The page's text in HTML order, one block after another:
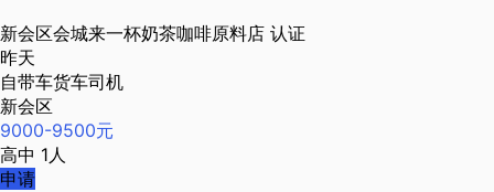
新会区会城来一杯奶茶咖啡原料店 认证
昨天
自带车货车司机
新会区
9000-9500元
高中 1人
申请